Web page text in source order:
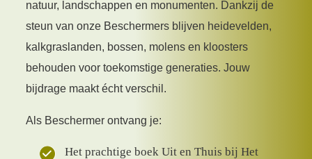
natuur, landschappen en monumenten. Dankzij de
steun van onze Beschermers blijven heidevelden,
kalkgraslanden, bossen, molens en kloosters
behouden voor toekomstige generaties. Jouw
bijdrage maakt écht verschil.
Als Beschermer ontvang je:
Het prachtige boek Uit en Thuis bij Het